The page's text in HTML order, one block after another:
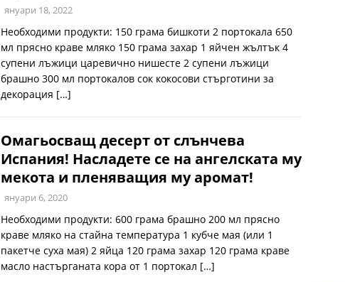
януари 18, 2022
Необходими продукти: 150 грама бишкоти 2 портокала 650
мл прясно краве мляко 150 грама захар 1 яйчен жълтък 4
супени лъжици царевично нишесте 2 супени лъжици
брашно 300 мл портокалов сок кокосови стърготини за
декорация […]
Омагьосващ десерт от слънчева
Испания! Насладете се на ангелската му
мекота и пленяващия му аромат!
януари 6, 2020
Необходими продукти: 600 грама брашно 200 мл прясно
краве мляко на стайна температура 1 кубче мая (или 1
пакетче суха мая) 2 яйца 120 грама захар 120 грама краве
масло настърганата кора от 1 портокал […]